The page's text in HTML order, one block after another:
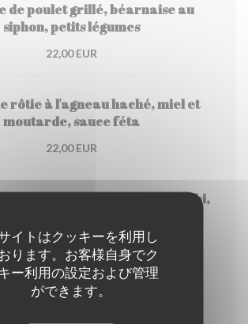
イトはクッキーを利用し
ります。お客様自身でク
ー利用の設定および管理
ができます。
de poulet grillé, béarnaise au
siphon, petits légumes
22,00 EUR
rôtie à l'agneau haché, miel et
moutarde, sauce féta
22,00 EUR
mousseline avocat, wasabi,
24,00 EUR
Les desserts